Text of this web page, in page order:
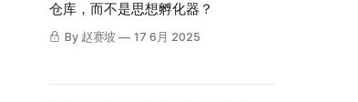
仓库，而不是思想孵化器？
By 赵赛坡 17 6月 2025